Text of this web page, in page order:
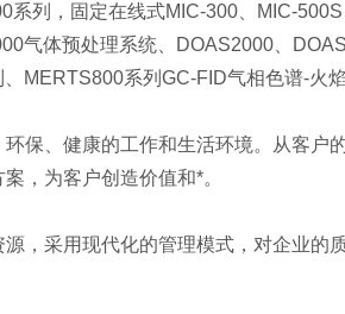
列，固定在线式MIC-300、MIC-
气体预处理系统、DOAS2000、
MERTS800系列GC-FID气相色谱-火焰
保、健康的工作和生活环境。从客户
，为客户创造价值和*。
，采用现代化的管理模式，对企业的